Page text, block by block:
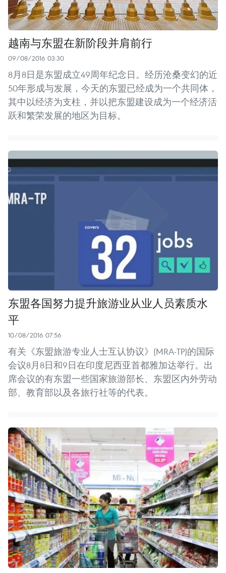
越南与东盟在新阶段并肩前行
09/08/2016 03:30
8月8日是东盟成立49周年纪念日。经历沧桑变幻的近
50年形成与发展，今天的东盟已经成为一个共同体，
其中以经济为支柱，并以把东盟建设成为一个经济活
跃和繁荣发展的地区为目标。
东盟各国努力提升旅游业从业人员素质水
平
10/08/2016 07:56
有关《东盟旅游专业人士互认协议》(MRA-TP)的国际
会议8月8日和9日在印度尼西亚首都雅加达举行。出
席会议的有东盟一些国家旅游部长、东盟区内外劳动
部、教育部以及各旅行社等的代表。